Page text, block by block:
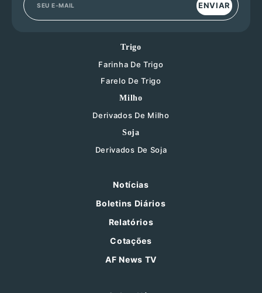
ENVIAR
Trigo
Farinha De Trigo
Farelo De Trigo
Milho
Derivados De Milho
Soja
Derivados De Soja
Notícias
Boletins Diários
Relatórios
Cotações
AF News TV